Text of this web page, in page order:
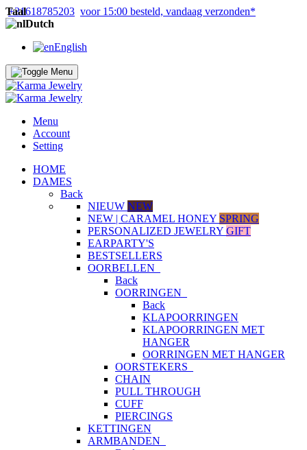
+31618785203 voor 15:00 besteld, vandaag verzonden*
Taal
Dutch
English
Menu
Account
Setting
HOME
DAMES
Back
NIEUW NEW
NEW | CARAMEL HONEY SPRING
PERSONALIZED JEWELRY GIFT
EARPARTY'S
BESTSELLERS
OORBELLEN
Back
OORRINGEN
Back
KLAPOORRINGEN
KLAPOORRINGEN MET
HANGER
OORRINGEN MET HANGER
OORSTEKERS
CHAIN
PULL THROUGH
CUFF
PIERCINGS
KETTINGEN
ARMBANDEN